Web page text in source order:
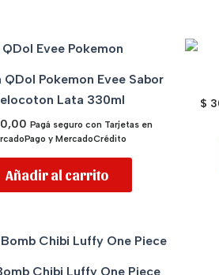
QDol Pokemon Evee Sabor
Lata 330ml
Pagá seguro con Tarjetas en
y MercadoCrédito
Añadir al carrito
$
Chibi Luffy One Piece